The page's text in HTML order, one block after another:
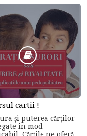
cartii !
și puterea cărților
în mod
Cărțile ne oferă